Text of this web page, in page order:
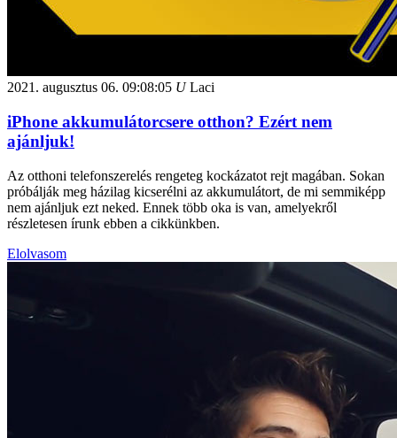
2021. augusztus 06. 09:08:05 ULaci
iPhone akkumulátorcsere otthon? Ezért nem
ajánljuk!
Az otthoni telefonszerelés rengeteg kockázatot rejt magában. Sokan
próbálják meg házilag kicserélni az akkumulátort, de mi semmiképp
nem ajánljuk ezt neked. Ennek több oka is van, amelyekről
részletesen írunk ebben a cikkünkben.
Elolvasom